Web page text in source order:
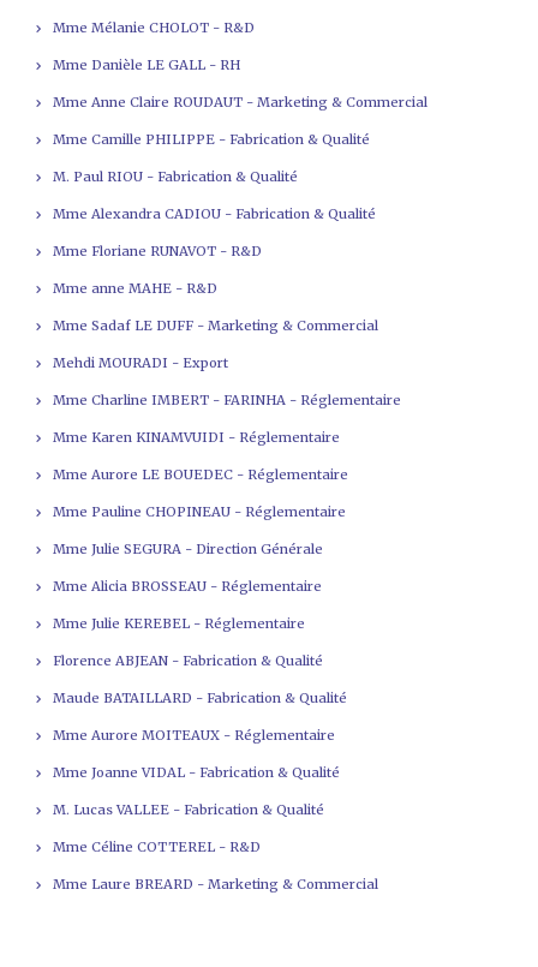
Mme Mélanie CHOLOT - R&D
Mme Danièle LE GALL - RH
Mme Anne Claire ROUDAUT - Marketing & Commercial
Mme Camille PHILIPPE - Fabrication & Qualité
M. Paul RIOU - Fabrication & Qualité
Mme Alexandra CADIOU - Fabrication & Qualité
Mme Floriane RUNAVOT - R&D
Mme anne MAHE - R&D
Mme Sadaf LE DUFF - Marketing & Commercial
Mehdi MOURADI - Export
Mme Charline IMBERT - FARINHA - Réglementaire
Mme Karen KINAMVUIDI - Réglementaire
Mme Aurore LE BOUEDEC - Réglementaire
Mme Pauline CHOPINEAU - Réglementaire
Mme Julie SEGURA - Direction Générale
Mme Alicia BROSSEAU - Réglementaire
Mme Julie KEREBEL - Réglementaire
Florence ABJEAN - Fabrication & Qualité
Maude BATAILLARD - Fabrication & Qualité
Mme Aurore MOITEAUX - Réglementaire
Mme Joanne VIDAL - Fabrication & Qualité
M. Lucas VALLEE - Fabrication & Qualité
Mme Céline COTTEREL - R&D
Mme Laure BREARD - Marketing & Commercial